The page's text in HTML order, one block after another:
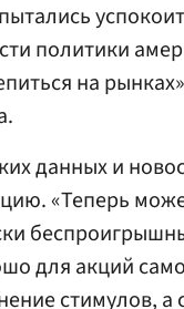
политики
на
данных и
«Теперь
для акций
стимулов, а